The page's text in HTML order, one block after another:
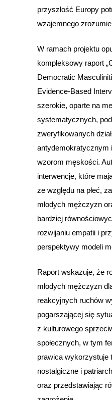
przyszłość Europy
wzajemnego
W ramach projektu
kompleksowy raport
Democratic
Evidence-Based
szerokie, oparte na
systematycznych,
zweryfikowanych
antydemokratycznym
wzorom męskości.
interwencje, które
ze względu na płeć,
młodych mężczyzn
bardziej
rozwijaniu empatii i
perspektywy modeli
Raport wskazuje, że
młodych mężczyzn
reakcyjnych ruchów
pogarszającej się
z kulturowego
społecznych, w tym
prawica wykorzystuje
nostalgiczne i
oraz przedstawiając